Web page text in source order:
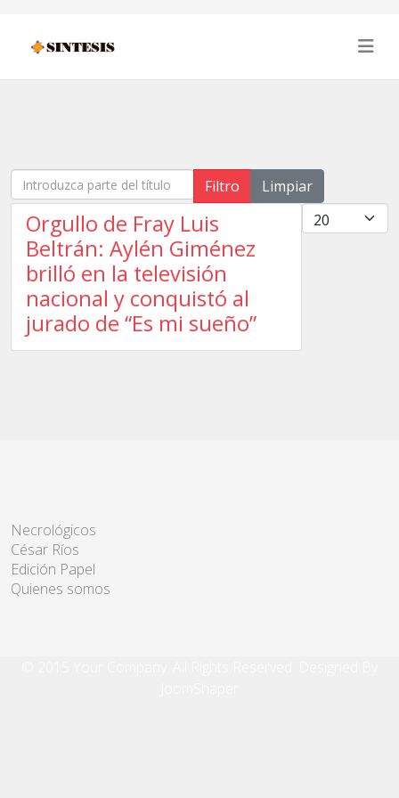
Introduzca parte del título Filtro
Limpiar
Cantidad
Orgullo de Fray Luis
Beltrán: Aylén Giménez
brilló en la televisión
nacional y conquistó al
jurado de “Es mi sueño”
Necrológicos
César Ríos
Edición Papel
Quienes somos